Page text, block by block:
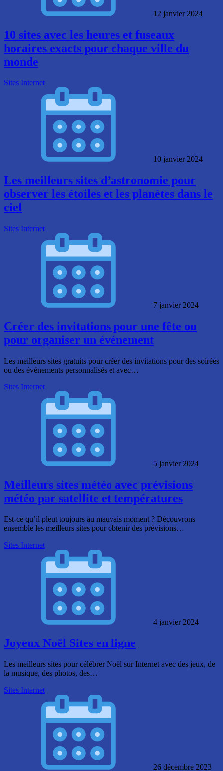
12 janvier 2024
10 sites avec les heures et fuseaux
horaires exacts pour chaque ville du
monde
Sites Internet
10 janvier 2024
Les meilleurs sites d’astronomie pour
observer les étoiles et les planètes dans le
ciel
Sites Internet
7 janvier 2024
Créer des invitations pour une fête ou
pour organiser un événement
Les meilleurs sites gratuits pour créer des invitations pour des soirées
ou des événements personnalisés et avec…
Sites Internet
5 janvier 2024
Meilleurs sites météo avec prévisions
météo par satellite et températures
Est-ce qu’il pleut toujours au mauvais moment ? Découvrons
ensemble les meilleurs sites pour obtenir des prévisions…
Sites Internet
4 janvier 2024
Joyeux Noël Sites en ligne
Les meilleurs sites pour célébrer Noël sur Internet avec des jeux, de
la musique, des photos, des…
Sites Internet
26 décembre 2023